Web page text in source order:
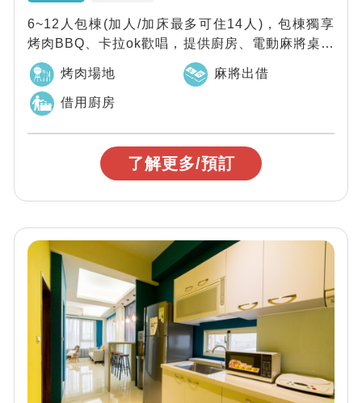
6~12人包棟(加人/加床最多可住14人)，包棟獨享
烤肉BBQ、卡拉ok歡唱，提供廚房、電動麻將桌、
桌遊、戲水池(季節限定)，近南...
烤肉場地 麻將出借
借用廚房
了解更多/預訂